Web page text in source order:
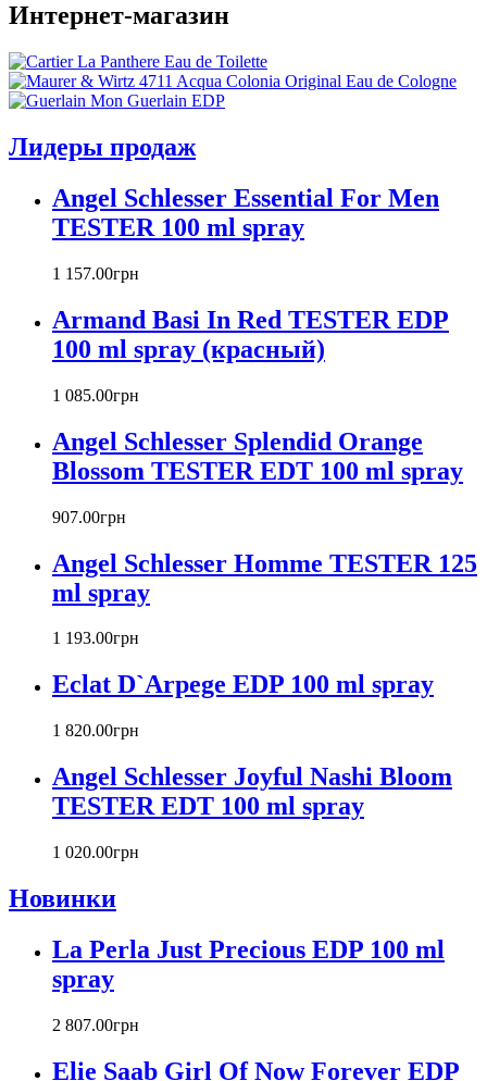
Antonio Banderas
Armaf
Armand Basi
Atelier Cologne
Badgley Mischka
Banana Republic
Barex
Beyonce
Biotherm
Blumarine
Bottega Veneta
Bourjois
Britney Spears
Burberry
Byblos
Byredo
Cacharel
Calvin Klein
Carla Fracci
Carolina Herrera
Cartier
Chanel
Chevignon
Chopard
Christian Dior
Christina Aguilera
Cindy Crawford
Clive Christian
Интернет-магазин
Лидеры продаж
Angel Schlesser Essential For Men
TESTER 100 ml spray
1 157.00грн
Armand Basi In Red TESTER EDP
100 ml spray (красный)
1 085.00грн
Angel Schlesser Splendid Orange
Blossom TESTER EDT 100 ml spray
907.00грн
Angel Schlesser Homme TESTER 125
ml spray
1 193.00грн
Eclat D`Arpege EDP 100 ml spray
1 820.00грн
Angel Schlesser Joyful Nashi Bloom
TESTER EDT 100 ml spray
1 020.00грн
Новинки
La Perla Just Precious EDP 100 ml
spray
2 807.00грн
Elie Saab Girl Of Now Forever EDP